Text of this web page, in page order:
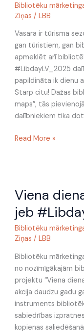
Bibliotēku
Ziņas / LBB
Vasara ir tūrisma
gan tūristiem, gan
apmeklēt arī
#LibdayLV_2025
papildināta ik dienu
Starp citu! Dažas
maps”, tās
dalībniekiem tika
Read More »
Viena
jeb
Bibliotēku
Ziņas / LBB
Bibliotēku
no nozīmīgākajām
projektu “Viena
akcija daudzu gadu
instruments
sabiedrības
kopienas
diena
dzīvē
jeb
#LibdayLV
atgriežas!